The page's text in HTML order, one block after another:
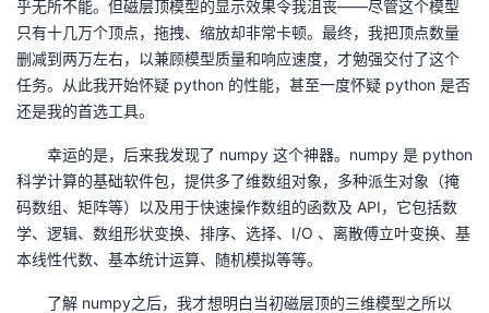
我
的
客
我
论
坛
的
圈
我
的
我
乎无所不能。但磁层顶模型的显示效果令我沮丧——尽管这个模型
只有十几万个顶点，拖拽、缩放却非常卡顿。最终，我把顶点数量
删减到两万左右，以兼顾模型质量和响应速度，才勉强交付了这个
任务。从此我开始怀疑 python 的性能，甚至一度怀疑 python 是否
还是我的首选工具。
幸运的是，后来我发现了 numpy 这个神器。numpy 是 python
科学计算的基础软件包，提供多了维数组对象，多种派生对象（掩
码数组、矩阵等）以及用于快速操作数组的函数及 API，它包括数
学、逻辑、数组形状变换、排序、选择、I/O 、离散傅立叶变换、基
本线性代数、基本统计运算、随机模拟等等。
了解 numpy之后，我才想明白当初磁层顶的三维模型之所以